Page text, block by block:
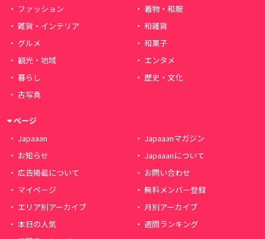
ファッション
着物・和服
雑貨・インテリア
和雑貨
グルメ
和菓子
観光・地域
エンタメ
暮らし
歴史・文化
古写真
ページ
Japaaan
Japaaanマガジン
お知らせ
Japaaanについて
広告掲載について
お問い合わせ
マイページ
無料メンバー登録
エリア別アーカイブ
月別アーカイブ
本日の人気
週間ランキング